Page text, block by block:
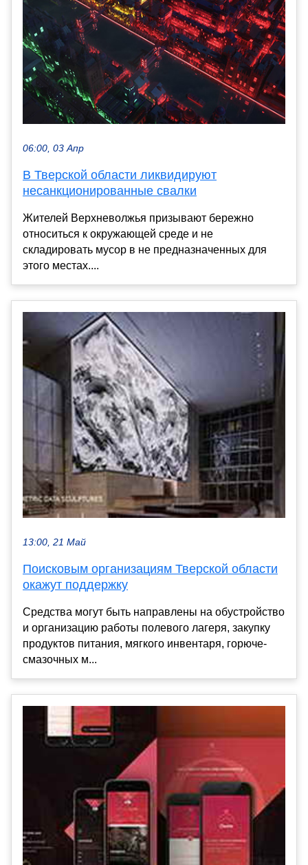
06:00, 03 Апр
В Тверской области ликвидируют
несанкционированные свалки
Жителей Верхневолжья призывают бережно
относиться к окружающей среде и не
складировать мусор в не предназначенных для
этого местах....
13:00, 21 Май
Поисковым организациям Тверской области
окажут поддержку
Средства могут быть направлены на обустройство
и организацию работы полевого лагеря, закупку
продуктов питания, мягкого инвентаря, горюче-
смазочных м...